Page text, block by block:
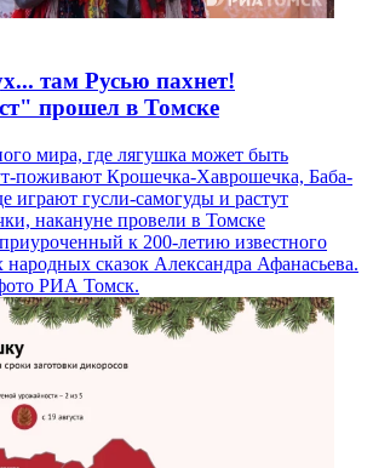
там Русью пахнет!
прошел в Томске
мира, где лягушка может быть
поживают Крошечка-Хаврошечка, Баба-
играют гусли-самогуды и растут
накануне провели в Томске
к 200-летию известного
народных сказок Александра Афанасьева.
РИА Томск.